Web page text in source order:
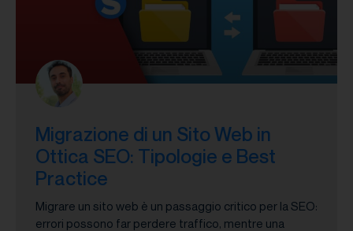
Migrazione di un Sito Web in
Ottica SEO: Tipologie e Best
Practice
Migrare un sito web è un passaggio critico per la SEO:
errori possono far perdere traffico, mentre una